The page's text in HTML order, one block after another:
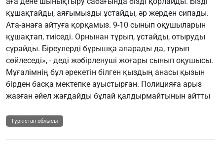
құшақтайды, аяғымызды ұстайды, әр жерден сипады.
Ата-анаға айтуға қорқамыз. 9-10 сынып оқушыларын
құшақтап, тиіседі. Орнынан тұрып, ұстайды, отыруды
сұрайды. Біреулерді бұрышқа апарады да, тұрып
сөйлеседі», - деді жәбірленуші жоғары сынып оқушысы.
Мұғалімнің бұл әрекетін білген қыздың анасы қызын
бірден басқа мектепке ауыстырған. Полицияға арыз
жазған әйел жағдайды бұлай қалдырмайтынын айтты
Түркістан облысы